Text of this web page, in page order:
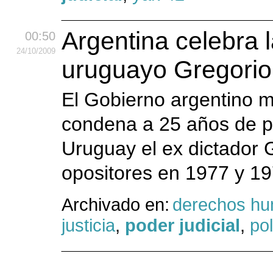
00:50
24/10/2009
Argentina celebra
uruguayo
El Gobierno argentino
condena a 25 años de
Uruguay el ex dictador
opositores en 1977 y
Archivado en: derechos
justicia, poder judicial,